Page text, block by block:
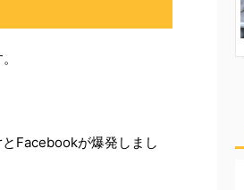
Facebookが爆発しまし